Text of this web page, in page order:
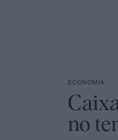
ECONOMÍA
no